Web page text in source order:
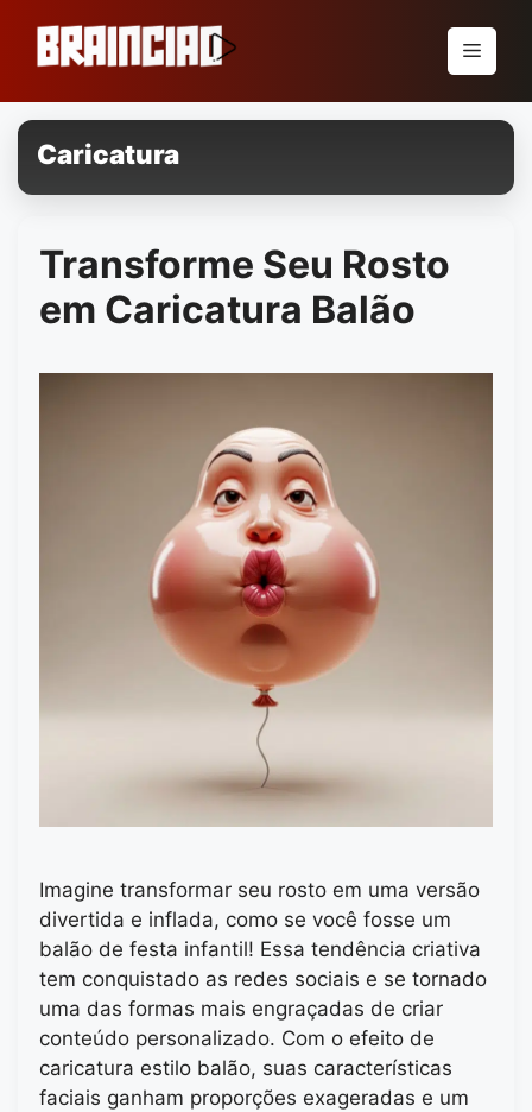
conteúdo
Menu
Caricatura
Transforme Seu Rosto
em Caricatura Balão
Imagine transformar seu rosto em uma versão
divertida e inflada, como se você fosse um
balão de festa infantil! Essa tendência criativa
tem conquistado as redes sociais e se tornado
uma das formas mais engraçadas de criar
conteúdo personalizado. Com o efeito de
caricatura estilo balão, suas características
faciais ganham proporções exageradas e um